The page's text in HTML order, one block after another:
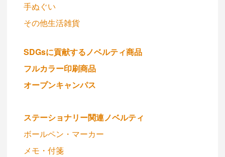
手ぬぐい
その他生活雑貨
SDGsに貢献するノベルティ商品
フルカラー印刷商品
オープンキャンパス
ステーショナリー関連ノベルティ
ボールペン・マーカー
メモ・付箋